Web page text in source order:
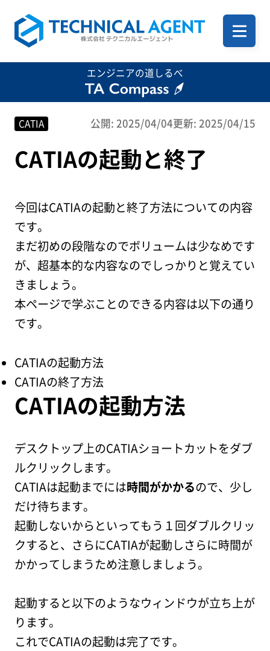
ホーム
企業案内
サービス一覧
事例
ニュース
ブログ
新卒採用
キャリア採用
エンジニアの道しるべ
CATIA 公開: 2025/04/04更新: 2025/04/15
CATIAの起動と終了
今回はCATIAの起動と終了方法についての内容
です。
まだ初めの段階なのでボリュームは少なめです
が、超基本的な内容なのでしっかりと覚えてい
きましょう。
本ページで学ぶことのできる内容は以下の通り
です。
CATIAの起動方法
CATIAの終了方法
CATIAの起動方法
デスクトップ上のCATIAショートカットをダブ
ルクリックします。
CATIAは起動までには時間がかかるので、少し
だけ待ちます。
起動しないからといってもう１回ダブルクリッ
クすると、さらにCATIAが起動しさらに時間が
かかってしまうため注意しましょう。
起動すると以下のようなウィンドウが立ち上が
ります。
これでCATIAの起動は完了です。